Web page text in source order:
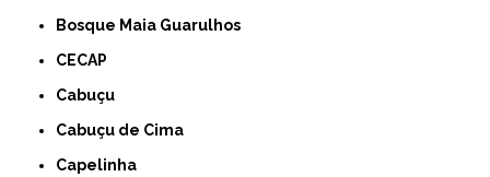
Bosque Maia Guarulhos
CECAP
Cabuçu
Cabuçu de Cima
Capelinha